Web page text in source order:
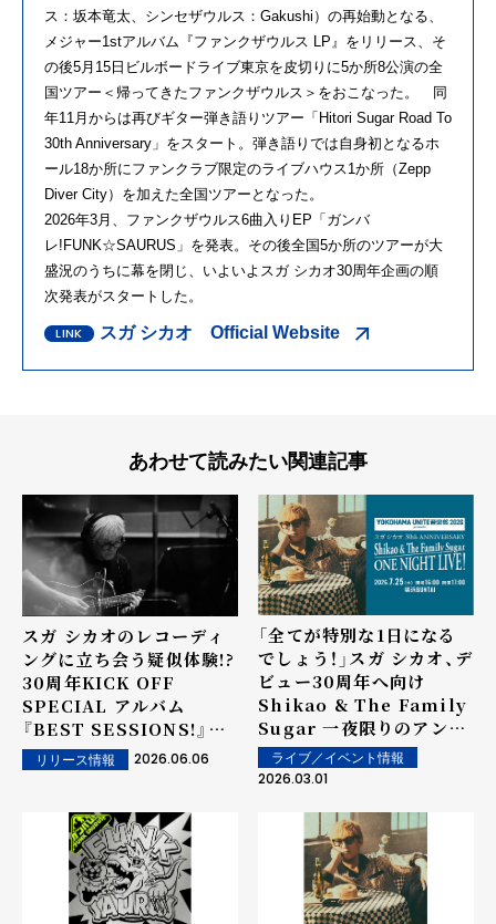
ス：坂本竜太、シンセザウルス：Gakushi）の再始動となる、
メジャー1stアルバム『ファンクザウルス LP』をリリース、そ
の後5月15日ビルボードライブ東京を皮切りに5か所8公演の全
国ツアー＜帰ってきたファンクザウルス＞をおこなった。 同
年11月からは再びギター弾き語りツアー「Hitori Sugar Road To
30th Anniversary」をスタート。弾き語りでは自身初となるホ
ール18か所にファンクラブ限定のライブハウス1か所（Zepp
Diver City）を加えた全国ツアーとなった。
2026年3月、ファンクザウルス6曲入りEP「ガンバ
レ!FUNK☆SAURUS」を発表。その後全国5か所のツアーが大
盛況のうちに幕を閉じ、いよいよスガ シカオ30周年企画の順
次発表がスタートした。
スガ シカオ Official Website
あわせて読みたい関連記事
スガ シカオのレコーディ
ングに立ち会う疑似体験!?
30周年KICK OFF
SPECIAL アルバム
『BEST SESSIONS!』リ
リース決定！
リリース情報 2026.06.06
「全てが特別な1日になる
でしょう！」スガ シカオ、デ
ビュー30周年へ向け
Shikao & The Family
Sugar 一夜限りのアンコ
ール公演決定
ライブ／イベント情報
2026.03.01